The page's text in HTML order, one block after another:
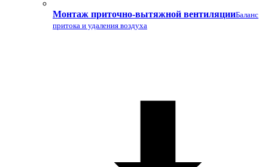
Монтаж приточно-вытяжной вентиляцииБаланс
притока и удаления воздуха